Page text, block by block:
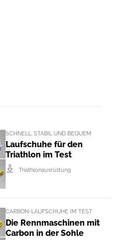
SCHNELL, STABIL UND BEQUEM
Laufschuhe für den
Triathlon im Test
Triathlonausrüstung
CARBON-LAUFSCHUHE IM TEST
Die Rennmaschinen mit
Carbon in der Sohle